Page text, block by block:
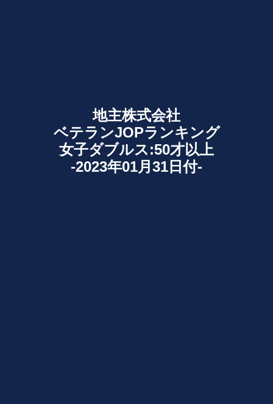
地主株式会社
ベテランJOPランキング
女子ダブルス:50才以上
-2023年01月31日付-